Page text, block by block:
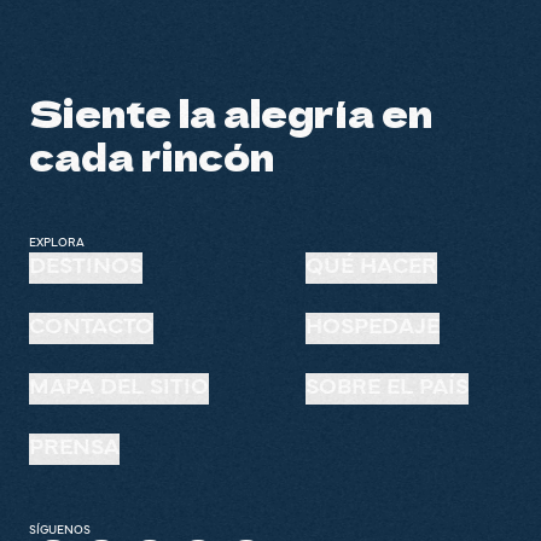
Siente la alegría en
cada rincón
EXPLORA
DESTINOS QUÉ HACER
CONTACTO HOSPEDAJE
MAPA DEL SITIO SOBRE EL PAÍS
PRENSA
SÍGUENOS